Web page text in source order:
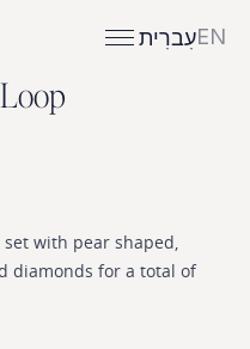
ENעִברִית
Loop
set with pear shaped,
diamonds for a total of